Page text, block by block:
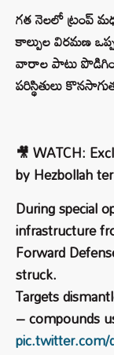
గత నెలలో ట్రంప్
కాల్పుల విరమణ
వారాల పాటు
పరిస్థితులు
🎥 WATCH:
by Hezbollah
During special
infrastructure
Forward
struck.
Targets
– compounds